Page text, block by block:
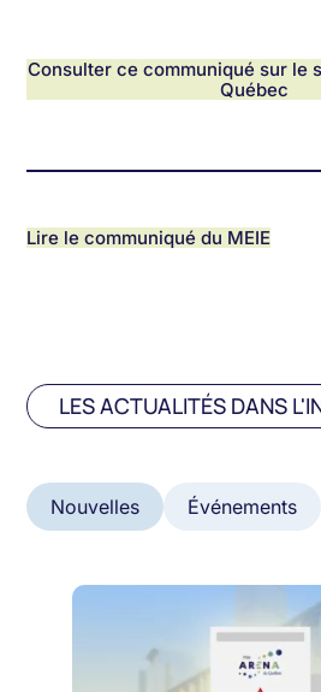
Consulter ce communiqué sur le
Québec
Lire le communiqué du MEIE
LES ACTUALITÉS DANS
Nouvelles Événements